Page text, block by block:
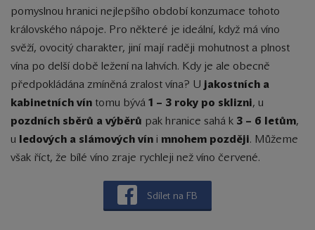
pomyslnou hranici nejlepšího období konzumace tohoto
královského nápoje. Pro některé je ideální, když má víno
svěží, ovocitý charakter, jiní mají raději mohutnost a plnost
vína po delší době ležení na lahvích. Kdy je ale obecně
předpokládána zmíněná zralost vína? U jakostních a
kabinetních vín tomu bývá 1 – 3 roky po sklizni, u
pozdních sběrů a výběrů pak hranice sahá k 3 – 6 letům,
u ledových a slámových vín i mnohem později. Můžeme
však říct, že bílé víno zraje rychleji než víno červené.
Sdílet na FB